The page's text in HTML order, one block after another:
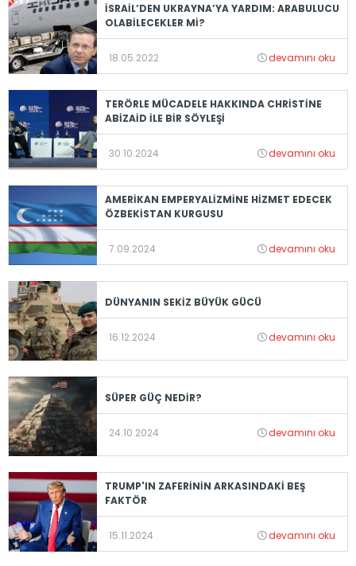
İSRAİL’DEN UKRAYNA’YA YARDIM: ARABULUCU
OLABİLECEKLER Mİ?
18.05.2022 devamını oku
TERÖRLE MÜCADELE HAKKINDA CHRİSTİNE
ABİZAİD İLE BİR SÖYLEŞİ
30.10.2024 devamını oku
AMERİKAN EMPERYALİZMİNE HİZMET EDECEK
ÖZBEKİSTAN KURGUSU
7.09.2024 devamını oku
DÜNYANIN SEKİZ BÜYÜK GÜCÜ
16.12.2024 devamını oku
SÜPER GÜÇ NEDİR?
24.10.2024 devamını oku
TRUMP'IN ZAFERİNİN ARKASINDAKİ BEŞ
FAKTÖR
15.11.2024 devamını oku